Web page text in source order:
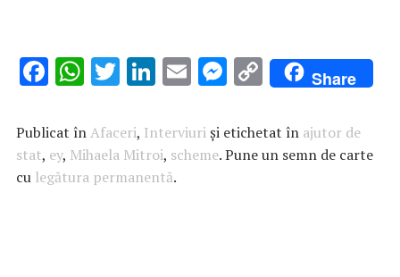
F
e
b
o
W
at
s
A
T
it
te
r
Li
k
e
dI
E
ai
l
M
se
n
C
o
p
y
Share
Publicat înAfaceri, Interviuriși etichetat în ajutor de
stat, ey, Mihaela Mitroi, scheme. Pune un semn de carte
cu legătura permanentă.